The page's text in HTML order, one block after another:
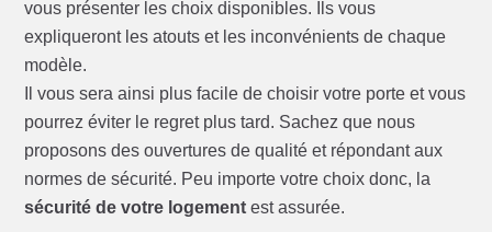
vous présenter les choix disponibles. Ils vous
expliqueront les atouts et les inconvénients de chaque
modèle.
Il vous sera ainsi plus facile de choisir votre porte et vous
pourrez éviter le regret plus tard. Sachez que nous
proposons des ouvertures de qualité et répondant aux
normes de sécurité. Peu importe votre choix donc, la
sécurité de votre logement est assurée.